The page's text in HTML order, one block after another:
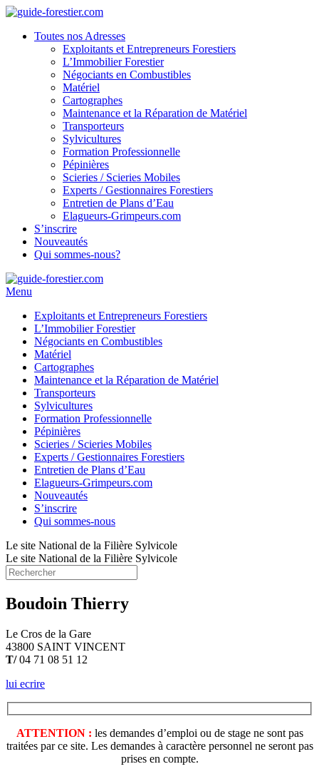
Toutes nos Adresses
Exploitants et Entrepreneurs Forestiers
L’Immobilier Forestier
Négociants en Combustibles
Matériel
Cartographes
Maintenance et la Réparation de Matériel
Transporteurs
Sylvicultures
Formation Professionnelle
Pépinières
Scieries / Scieries Mobiles
Experts / Gestionnaires Forestiers
Entretien de Plans d’Eau
Elagueurs-Grimpeurs.com
S’inscrire
Nouveautés
Qui sommes-nous?
Menu
Exploitants et Entrepreneurs Forestiers
L’Immobilier Forestier
Négociants en Combustibles
Matériel
Cartographes
Maintenance et la Réparation de Matériel
Transporteurs
Sylvicultures
Formation Professionnelle
Pépinières
Scieries / Scieries Mobiles
Experts / Gestionnaires Forestiers
Entretien de Plans d’Eau
Elagueurs-Grimpeurs.com
Nouveautés
S’inscrire
Qui sommes-nous
Le site National de la Filière Sylvicole
Le site National de la Filière Sylvicole
Boudoin Thierry
Le Cros de la Gare
43800 SAINT VINCENT
T/04 71 08 51 12
lui ecrire
ATTENTION : les demandes d’emploi ou de stage ne sont pas
traitées par ce site. Les demandes à caractère personnel ne seront pas
prises en compte.